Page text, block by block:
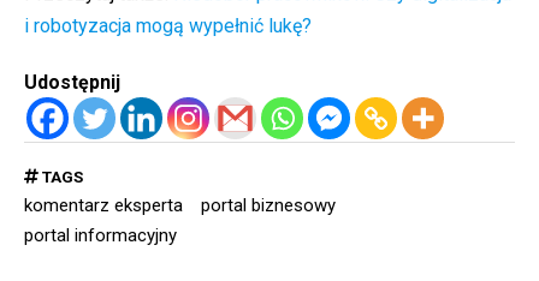
i robotyzacja mogą wypełnić lukę?
Udostępnij
TAGS
komentarz eksperta
portal biznesowy
portal informacyjny